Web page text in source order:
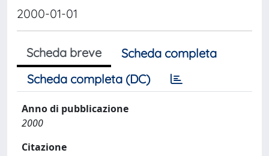
2000-01-01
Scheda breve
Scheda completa
Scheda completa (DC)
Anno di pubblicazione
2000
Citazione